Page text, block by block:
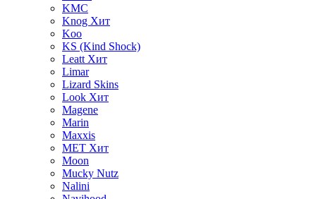
KMC
Knog Хит
Koo
KS (Kind Shock)
Leatt Хит
Limar
Lizard Skins
Look Хит
Magene
Marin
Maxxis
MET Хит
Moon
Mucky Nutz
Nalini